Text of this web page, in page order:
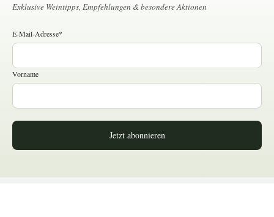
Exklusive Weintipps, Empfehlungen & besondere Aktionen
E-Mail-Adresse*
Vorname
Jetzt abonnieren